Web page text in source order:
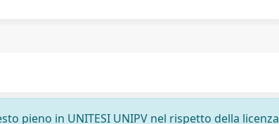
pieno in UNITESI UNIPV nel rispetto della licenza